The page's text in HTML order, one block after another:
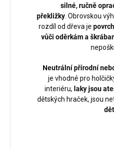
silné, ručně
překližky. Obrovskou
rozdíl od dřeva je
vůči oděrkám a
Neutrální přírodní
je vhodné pro
interiéru, laky jsou
dětských hraček, jsou